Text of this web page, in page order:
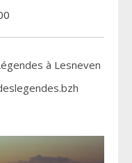
à Lesneven